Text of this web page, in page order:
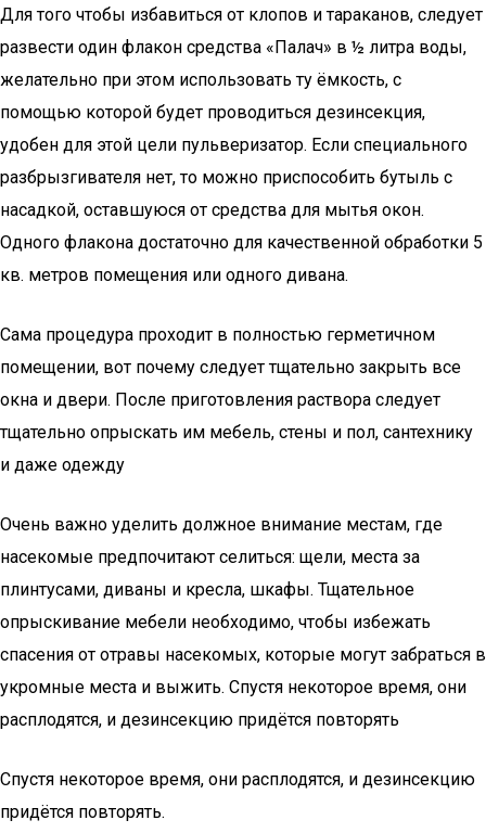
Для того чтобы избавиться от клопов и тараканов, следует
развести один флакон средства «Палач» в ½ литра воды,
желательно при этом использовать ту ёмкость, с
помощью которой будет проводиться дезинсекция,
удобен для этой цели пульверизатор. Если специального
разбрызгивателя нет, то можно приспособить бутыль с
насадкой, оставшуюся от средства для мытья окон.
Одного флакона достаточно для качественной обработки 5
кв. метров помещения или одного дивана.
Сама процедура проходит в полностью герметичном
помещении, вот почему следует тщательно закрыть все
окна и двери. После приготовления раствора следует
тщательно опрыскать им мебель, стены и пол, сантехнику
и даже одежду
Очень важно уделить должное внимание местам, где
насекомые предпочитают селиться: щели, места за
плинтусами, диваны и кресла, шкафы. Тщательное
опрыскивание мебели необходимо, чтобы избежать
спасения от отравы насекомых, которые могут забраться в
укромные места и выжить. Спустя некоторое время, они
расплодятся, и дезинсекцию придётся повторять
Спустя некоторое время, они расплодятся, и дезинсекцию
придётся повторять.